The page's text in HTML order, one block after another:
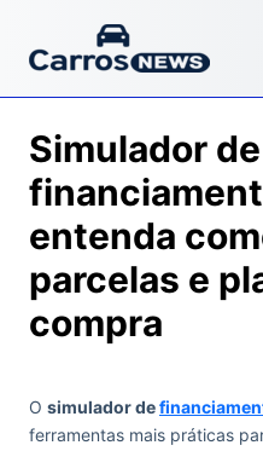
Simulador de
entenda
parcelas e
compra
O simulador de
ferramentas mais práticas